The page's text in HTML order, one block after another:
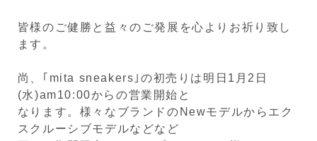
皆様のご健勝と益々のご発展を心よりお祈り致し
ます。
尚、｢mita sneakers｣の初売りは明日1月2日
(水)am10:00からの営業開始と
なります。様々なブランドのNewモデルからエク
スクルーシブモデルなどなど